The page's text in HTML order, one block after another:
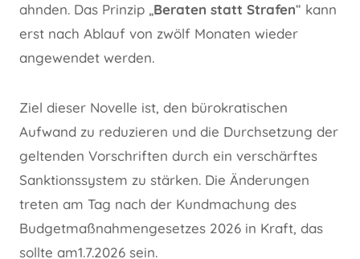
ahnden. Das Prinzip „Beraten statt Strafen“ kann
erst nach Ablauf von zwölf Monaten wieder
angewendet werden.
Ziel dieser Novelle ist, den bürokratischen
Aufwand zu reduzieren und die Durchsetzung der
geltenden Vorschriften durch ein verschärftes
Sanktionssystem zu stärken. Die Änderungen
treten am Tag nach der Kundmachung des
Budgetmaßnahmengesetzes 2026 in Kraft, das
sollte am1.7.2026 sein.